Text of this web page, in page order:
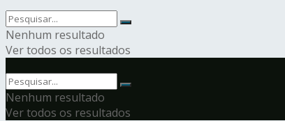
Nenhum resultado
Ver todos os resultados
Nenhum resultado
Ver todos os resultados